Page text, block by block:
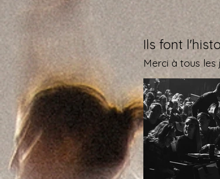
Ils font
Merci à tous les